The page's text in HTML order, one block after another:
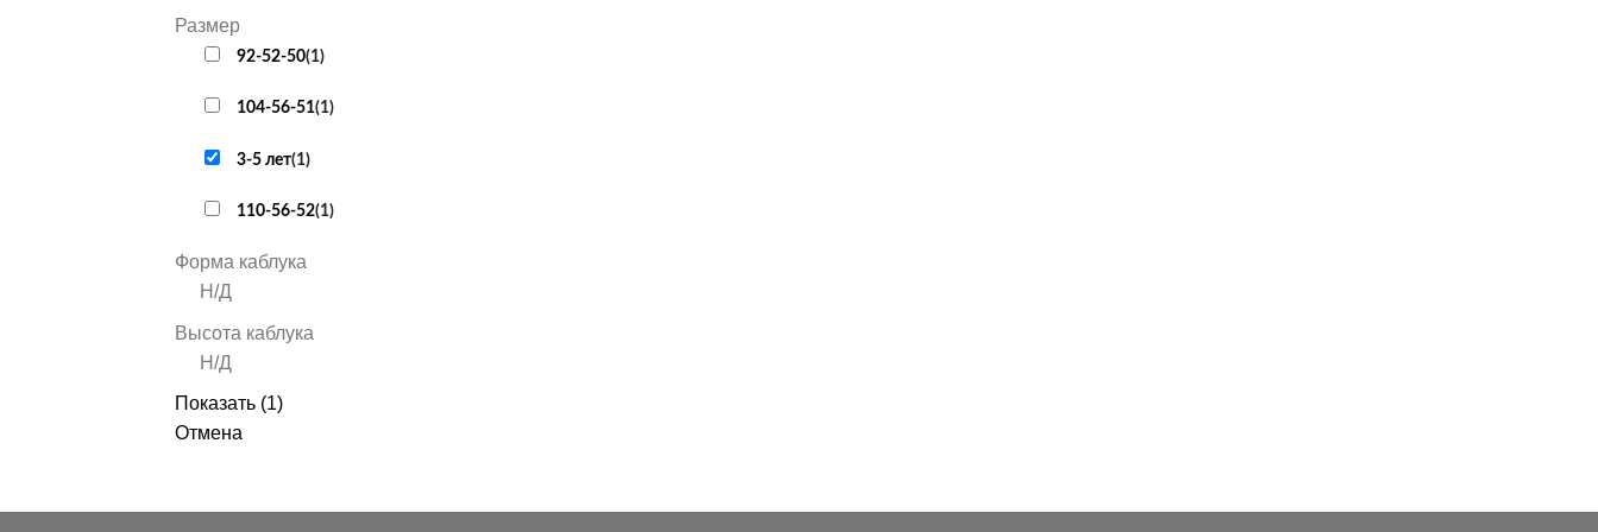
Размер
92-52-50(1)
104-56-51(1)
3-5 лет(1)
110-56-52(1)
Форма каблука
Н/Д
Высота каблука
Н/Д
Показать (1)
Отмена